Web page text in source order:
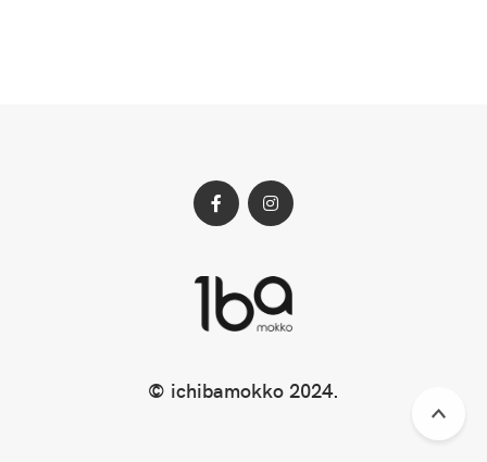
profile
profile
© ichibamokko 2024.